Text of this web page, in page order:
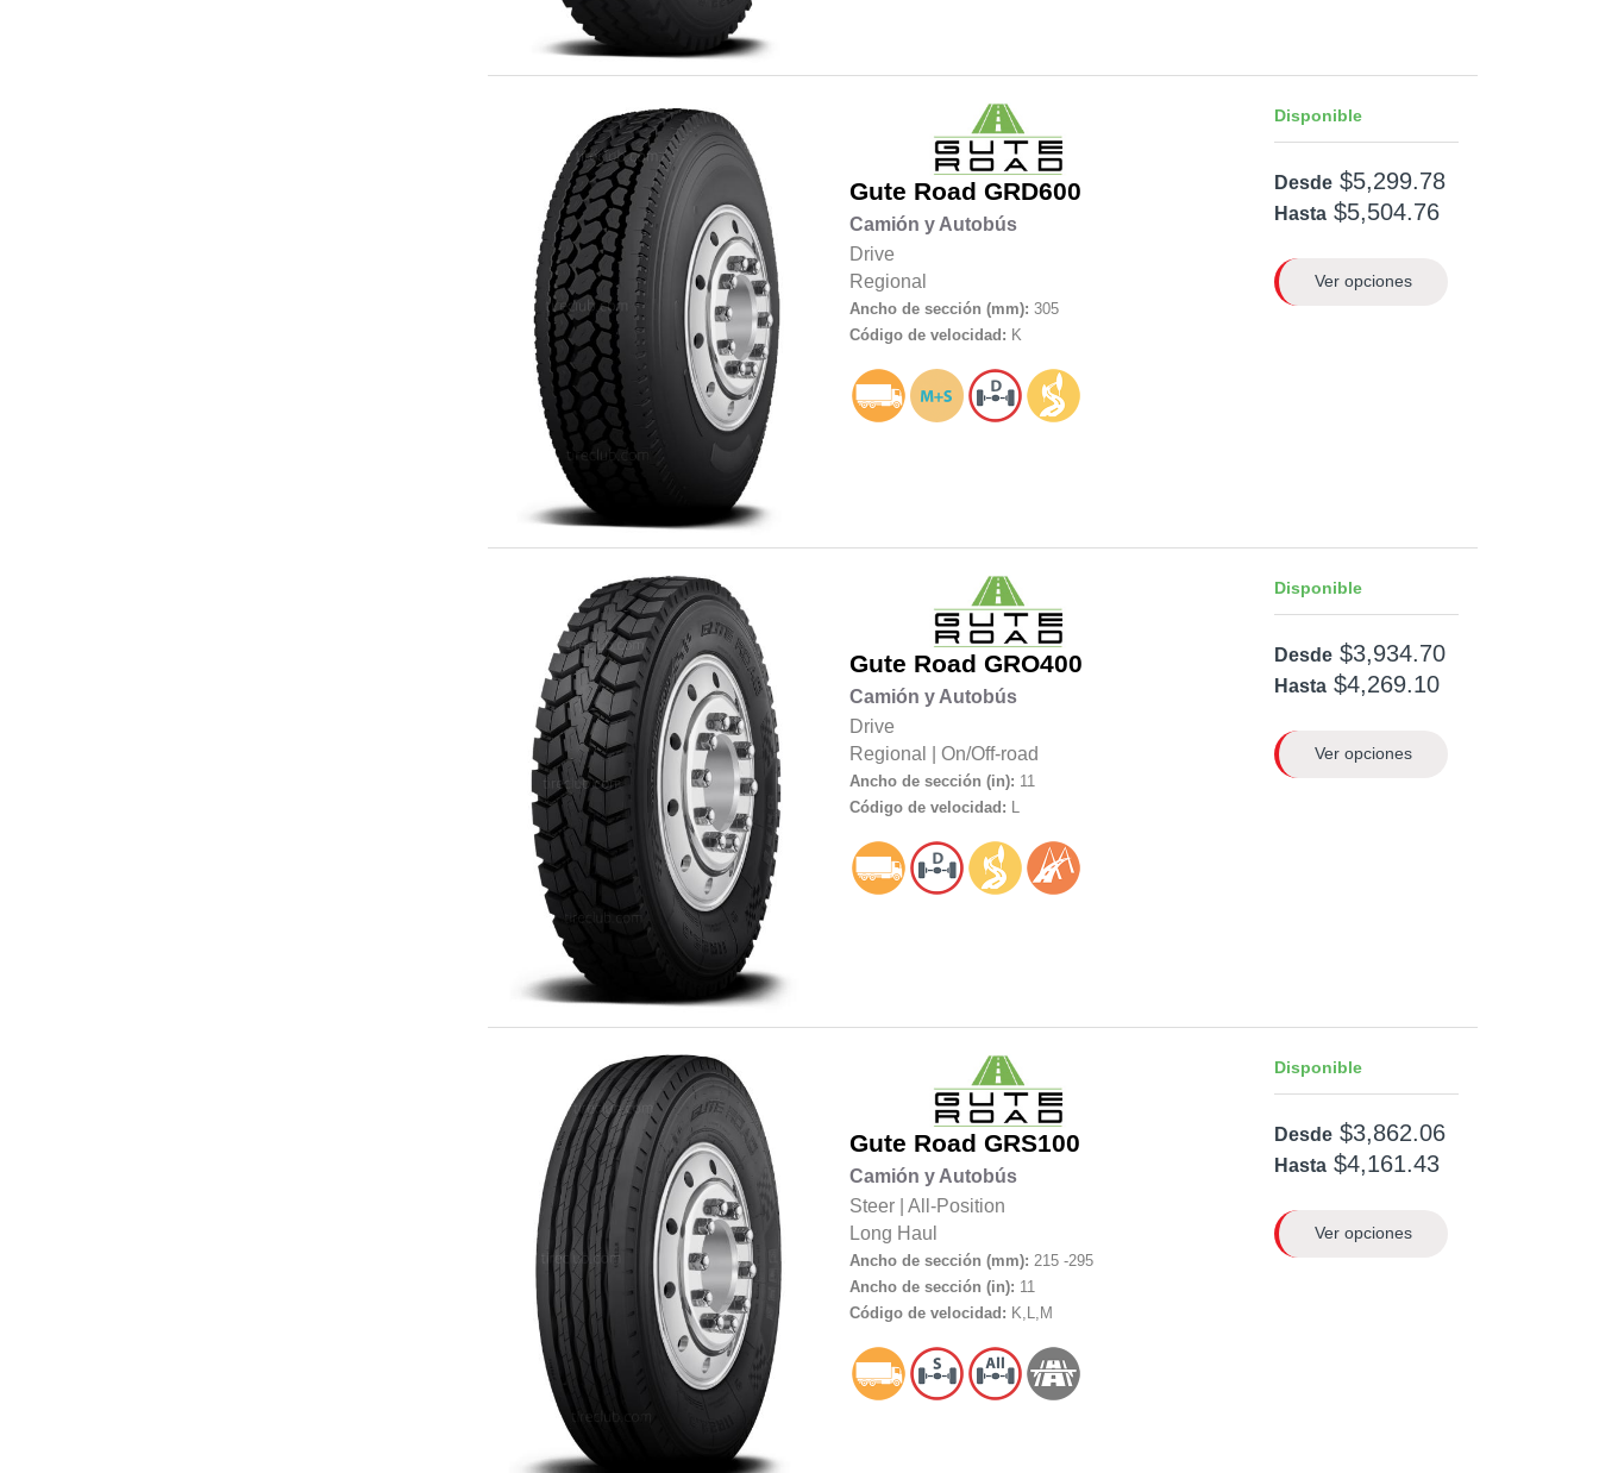
Gute Road GRD600
Camión y Autobús
Drive
Regional
Ancho de sección (mm): 305
Código de velocidad: K
Disponible
Desde $5,299.78
Hasta $5,504.76
Ver opciones
Gute Road GRO400
Camión y Autobús
Drive
Regional
On/Off-road
Ancho de sección (in): 11
Código de velocidad: L
Disponible
Desde $3,934.70
Hasta $4,269.10
Ver opciones
Gute Road GRS100
Camión y Autobús
Steer| All-Position
Long Haul
Ancho de sección (mm): 215 -295
Ancho de sección (in): 11
Código de velocidad: K,L,M
Disponible
Desde $3,862.06
Hasta $4,161.43
Ver opciones